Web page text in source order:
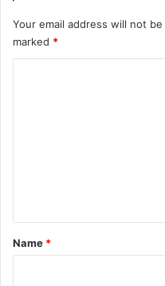
Your email address will not
marked *
*
Name *